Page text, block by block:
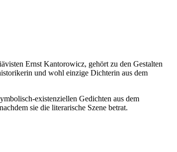
Ernst Kantorowicz, gehört zu den Gestalten
und wohl einzige Dichterin aus dem
existenziellen Gedichten aus dem
sie die literarische Szene betrat.